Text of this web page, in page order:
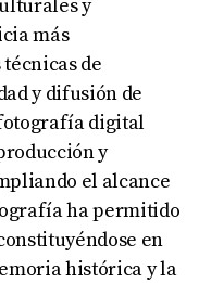
y
más
de
y difusión de
digital
y
el alcance
ha permitido
en
histórica y la